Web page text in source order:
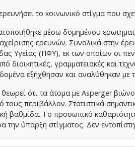
το κοινωνικό στίγμα που
μέσω δομημένου
ερευνών. Συνολικά στην
Υγείας (ΠΦΥ), εκ των οποίων οι
διοικητικές, γραμματειακές και
εξήχθησαν και αναλύθηκαν με
ότι τα άτομα με Asperger
τους περιβάλλον. Στατιστικά
βαθμίδα. Το προσωπικό
την ύπαρξη στίγματος. Δεν